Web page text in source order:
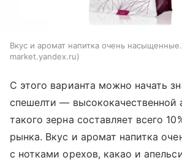
Вкус и аромат напитка очень насыщенные.
market.yandex.ru
С этого варианта можно начать
спешелти — высококачественной
такого зерна составляет всего
рынка. Вкус и аромат напитка
с нотками орехов, какао и